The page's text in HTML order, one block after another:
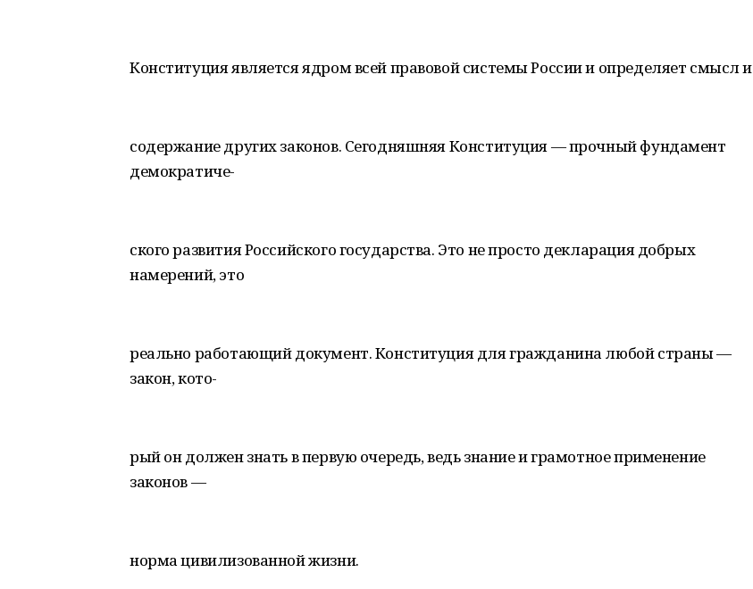
Конституция является ядром всей правовой системы России и определяет смысл и
содержание других законов. Сегодняшняя Конституция — прочный фундамент
демократиче-
ского развития Российского государства. Это не просто декларация добрых
намерений, это
реально работающий документ. Конституция для гражданина любой страны —
закон, кото-
рый он должен знать в первую очередь, ведь знание и грамотное применение
законов —
норма цивилизованной жизни.